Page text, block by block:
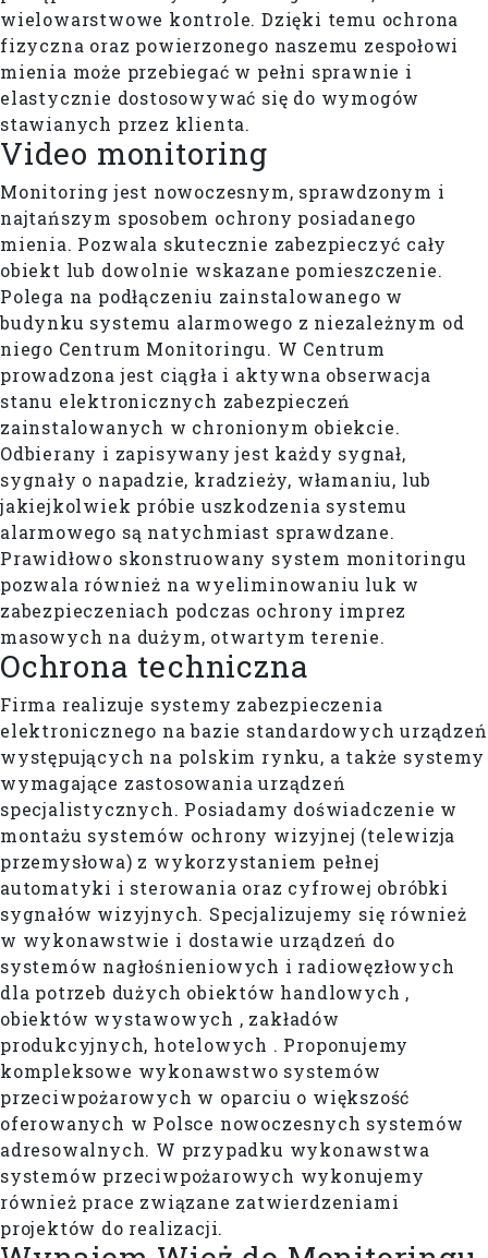
wielowarstwowe kontrole. Dzięki temu ochrona
fizyczna oraz powierzonego naszemu zespołowi
mienia może przebiegać w pełni sprawnie i
elastycznie dostosowywać się do wymogów
stawianych przez klienta.
Video monitoring
Monitoring jest nowoczesnym, sprawdzonym i
najtańszym sposobem ochrony posiadanego
mienia. Pozwala skutecznie zabezpieczyć cały
obiekt lub dowolnie wskazane pomieszczenie.
Polega na podłączeniu zainstalowanego w
budynku systemu alarmowego z niezależnym od
niego Centrum Monitoringu. W Centrum
prowadzona jest ciągła i aktywna obserwacja
stanu elektronicznych zabezpieczeń
zainstalowanych w chronionym obiekcie.
Odbierany i zapisywany jest każdy sygnał,
sygnały o napadzie, kradzieży, włamaniu, lub
jakiejkolwiek próbie uszkodzenia systemu
alarmowego są natychmiast sprawdzane.
Prawidłowo skonstruowany system monitoringu
pozwala również na wyeliminowaniu luk w
zabezpieczeniach podczas ochrony imprez
masowych na dużym, otwartym terenie.
Ochrona techniczna
Firma realizuje systemy zabezpieczenia
elektronicznego na bazie standardowych urządzeń
występujących na polskim rynku, a także systemy
wymagające zastosowania urządzeń
specjalistycznych. Posiadamy doświadczenie w
montażu systemów ochrony wizyjnej (telewizja
przemysłowa) z wykorzystaniem pełnej
automatyki i sterowania oraz cyfrowej obróbki
sygnałów wizyjnych. Specjalizujemy się również
w wykonawstwie i dostawie urządzeń do
systemów nagłośnieniowych i radiowęzłowych
dla potrzeb dużych obiektów handlowych ,
obiektów wystawowych , zakładów
produkcyjnych, hotelowych . Proponujemy
kompleksowe wykonawstwo systemów
przeciwpożarowych w oparciu o większość
oferowanych w Polsce nowoczesnych systemów
adresowalnych. W przypadku wykonawstwa
systemów przeciwpożarowych wykonujemy
również prace związane zatwierdzeniami
projektów do realizacji.